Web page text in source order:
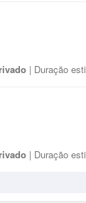
| Duração
| Duração